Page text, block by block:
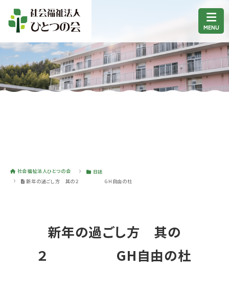
社会福祉法人ひとつの会
日誌
新年の過ごし方 其の２ GH自由の杜
新年の過ごし方 其の
２ GH自由の杜